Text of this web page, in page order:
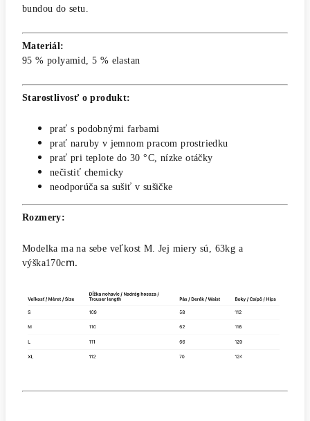
bundou do setu.
Materiál:
95 % polyamid, 5 % elastan
Starostlivosť o produkt:
prať s podobnými farbami
prať naruby v jemnom pracom prostriedku
prať pri teplote do 30 °C, nízke otáčky
nečistiť chemicky
neodporúča sa sušiť v sušičke
Rozmery:
Modelka ma na sebe veľkost M. Jej miery sú, 63kg a
výška170cm.